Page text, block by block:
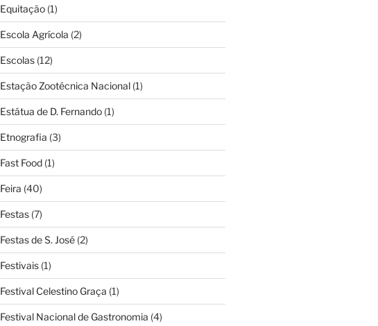
Equitação(1)
Escola Agrícola (2)
Escolas(12)
Estação Zootécnica Nacional(1)
Estátua de D. Fernando(1)
Etnografia (3)
Fast Food(1)
Feira (40)
Festas(7)
Festas de S. José(2)
Festivais(1)
Festival Celestino Graça (1)
Festival Nacional de Gastronomia (4)